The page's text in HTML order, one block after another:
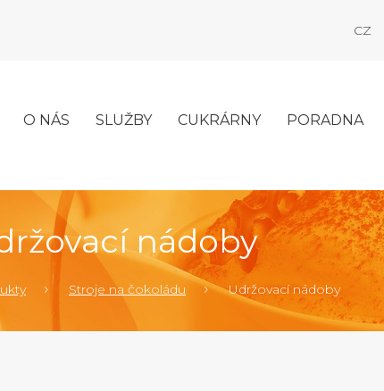
CZ
O NÁS SLUŽBY CUKRÁRNY PORADNA
nádoby
Stroje na čokoládu Udržovací nádoby